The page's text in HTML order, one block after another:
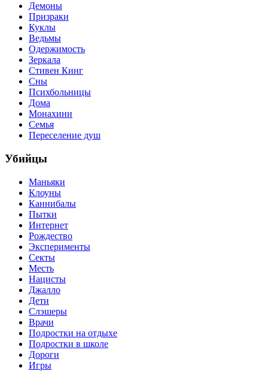
Демоны
Призраки
Куклы
Ведьмы
Одержимость
Зеркала
Стивен Кинг
Сны
Психбольницы
Дома
Монахини
Семья
Переселение душ
Убийцы
Маньяки
Клоуны
Каннибалы
Пытки
Интернет
Рождество
Эксперименты
Секты
Месть
Нацисты
Джалло
Дети
Слэшеры
Врачи
Подростки на отдыхе
Подростки в школе
Дороги
Игры